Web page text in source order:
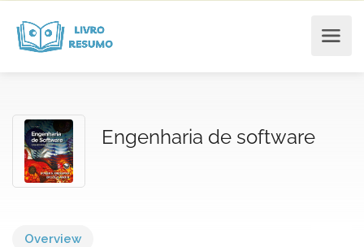
Engenharia de software
Overview